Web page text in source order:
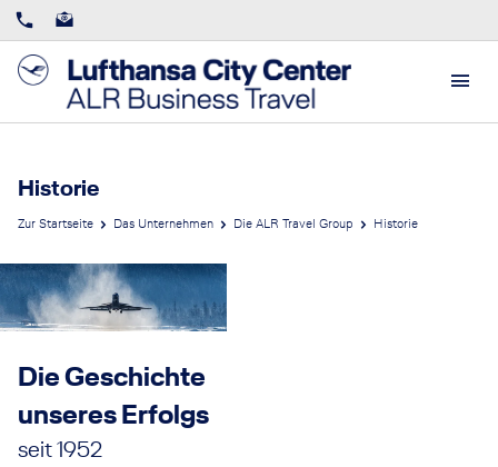
Historie
Zur Startseite Das Unternehmen Die ALR Travel Group Historie
Die Geschichte
unseres Erfolgs
seit 1952